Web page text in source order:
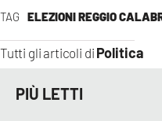
TAG ELEZIONI REGGIO
Tutti gli articoli di Politica
PIÙ LETTI